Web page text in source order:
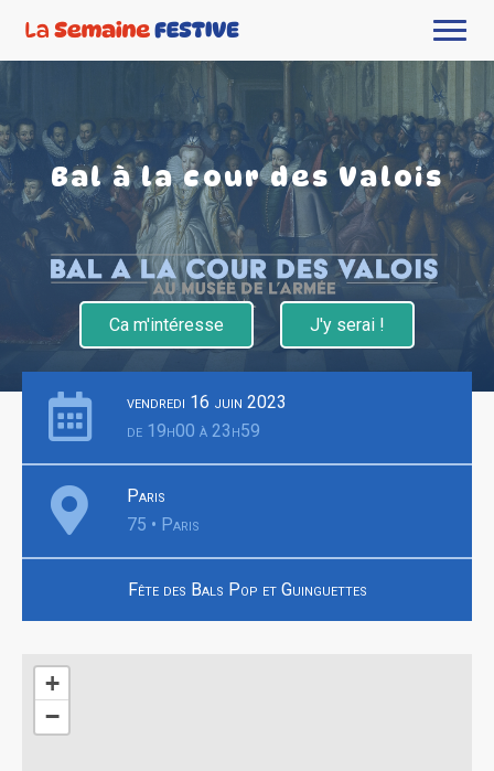
Bal à la cour des Valois
Ca m'intéresse J'y serai !
vendredi 16 juin 2023
de 19h00 à 23h59
Paris
75 • Paris
Fête des Bals Pop et Guinguettes
+
−